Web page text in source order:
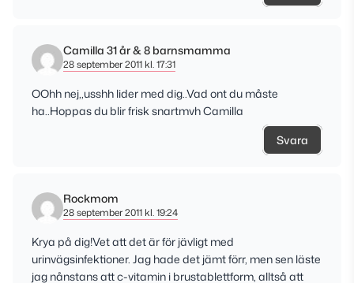
Camilla 31 år & 8 barnsmamma
28 september 2011 kl. 17:31
OOhh nej,,usshh lider med dig..Vad ont du måste
ha..Hoppas du blir frisk snartmvh Camilla
Svara
Rockmom
28 september 2011 kl. 19:24
Krya på dig!Vet att det är för jävligt med
urinvägsinfektioner. Jag hade det jämt förr, men sen läste
jag nånstans att c-vitamin i brustablettform, alltså att